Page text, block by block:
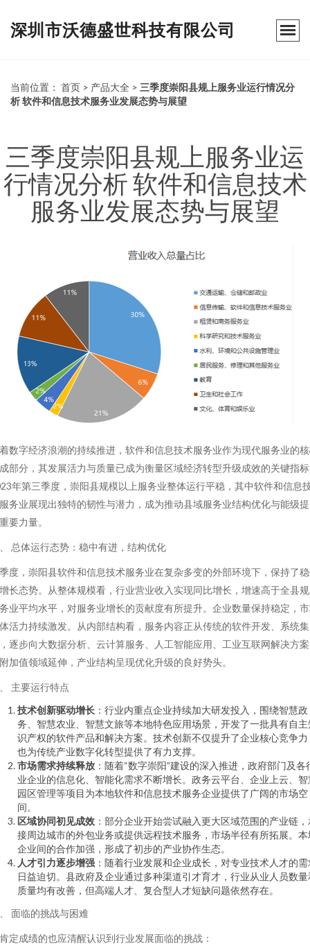
深圳市沃德盛世科技有限公司
当前位置： 首页 > 产品大全 > 三季度崇阳县规上服务业运行情况分
析 软件和信息技术服务业发展态势与展望
三季度崇阳县规上服务业运
行情况分析 软件和信息技术
服务业发展态势与展望
数字经济浪潮的持续推进，软件和信息技术服务业作为现代服务业的
部分，其发展活力与质量已成为衡量区域经济转型升级成效的关键指
年第三季度，崇阳县规模以上服务业整体运行平稳，其中软件和信息
务业展现出独特的韧性与潜力，成为推动县域服务业结构优化与能级
要力量。
总体运行态势：稳中有进，结构优化
度，崇阳县软件和信息技术服务业在复杂多变的外部环境下，保持了
长态势。从整体规模看，行业营业收入实现同比增长，增速高于全县
业平均水平，对服务业增长的贡献度有所提升。企业数量保持稳定，
活力持续激发。从内部结构看，服务内容正从传统的软件开发、系统集
逐步向大数据分析、云计算服务、人工智能应用、工业互联网解决方
加值领域延伸，产业结构呈现优化升级的良好势头。
主要运行特点
技术创新驱动增长 ：行业内重点企业持续加大研发投入，围绕智慧政
务、智慧农业、智慧文旅等本地特色应用场景，开发了一批具有自主
识产权的软件产品和解决方案。技术创新不仅提升了企业核心竞争力
也为传统产业数字化转型提供了有力支撑。
市场需求持续释放 ：随着“数字崇阳”建设的深入推进，政府部门及各
业企业的信息化、智能化需求不断增长。政务云平台、企业上云、智
园区管理等项目为本地软件和信息技术服务企业提供了广阔的市场空
间。
区域协同初见成效 ：部分企业开始尝试融入更大区域范围的产业链
接周边城市的外包业务或提供远程技术服务，市场半径有所拓展。本
企业间的合作加强，形成了初步的产业协作生态。
人才引力逐步增强 ：随着行业发展和企业成长，对专业技术人才的
日益迫切。县政府及企业通过多种渠道引才育才，行业从业人员数量
质量均有改善，但高端人才、复合型人才短缺问题依然存在。
面临的挑战与困难
定成绩的也应清醒认识到行业发展面临的挑战：